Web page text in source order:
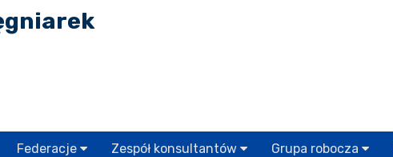
Federacje Zespół konsultantów Grupa robocza